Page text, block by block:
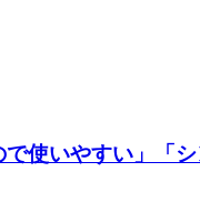
使いやすい」「